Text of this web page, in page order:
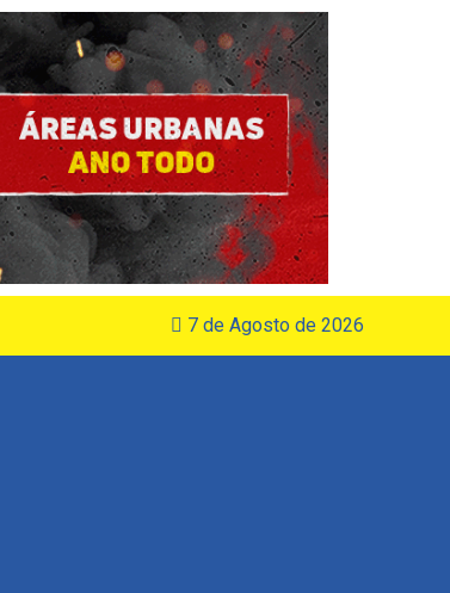
7 de Agosto de 2026